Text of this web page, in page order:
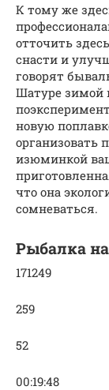
К тому же
отточить
снасти и
говорят
Шатуре зимой
новую
организовать
изюминкой
что она
сомневаться.
Рыбалка
171249
259
52
00:19:48